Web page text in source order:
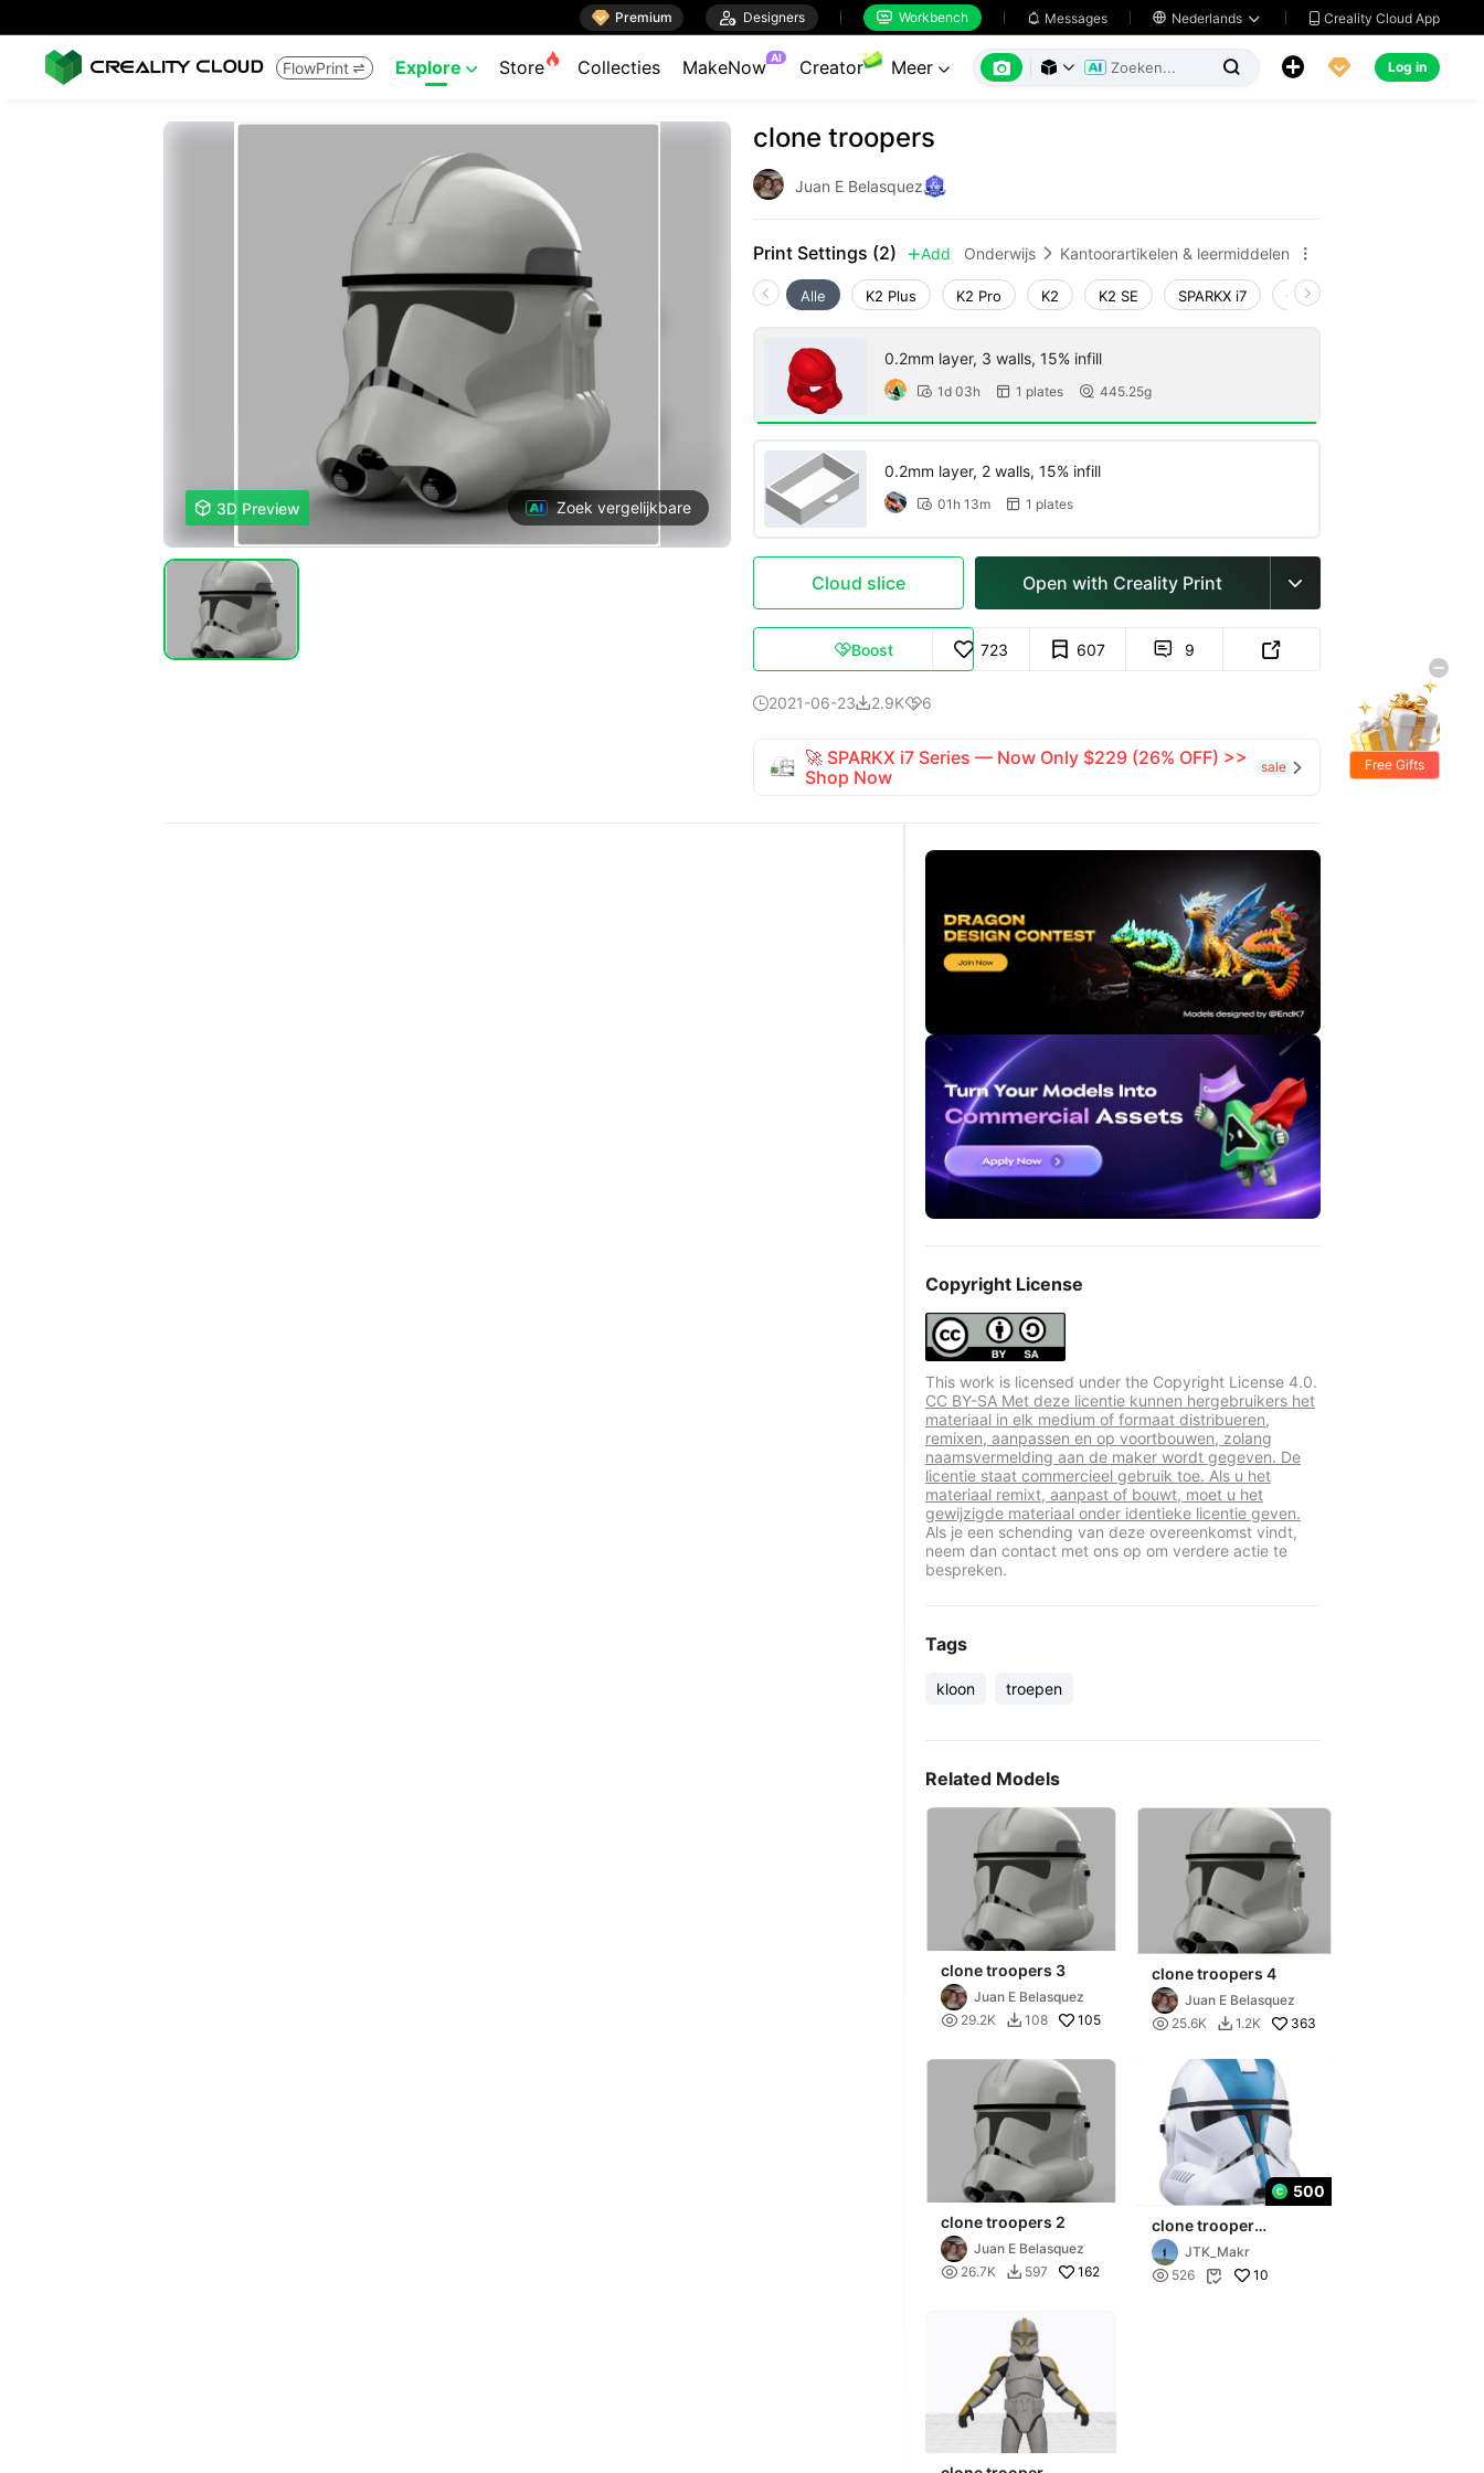
 Premium  Designers  Workbench  Messages  Nederlands   Creality Cloud App
FlowPrint  Explore  Store Collecties MakeNow AI Creator Meer        Log in
 3D Preview Zoek vergelijkbare
clone troopers
Juan E Belasquez
Print Settings (2) Add Onderwijs  Kantoorartikelen & leermiddelen 
Alle K2 Plus K2 Pro K2 K2 SE SPARKX i7 Creality Hi
0.2mm layer, 3 walls, 15% infill
 1d 03h  1 plates  445.25g
0.2mm layer, 2 walls, 15% infill
 01h 13m  1 plates
Cloud slice Open with Creality Print 
Boost 723 607  9 
2021-06-232.9K6
🚀 SPARKX i7 Series — Now Only $229 (26% OFF) >>
Shop Now
sale 
Copyright License
This work is licensed under the Copyright License 4.0.
CC BY-SA Met deze licentie kunnen hergebruikers het
materiaal in elk medium of formaat distribueren,
remixen, aanpassen en op voortbouwen, zolang
naamsvermelding aan de maker wordt gegeven. De
licentie staat commercieel gebruik toe. Als u het
materiaal remixt, aanpast of bouwt, moet u het
gewijzigde materiaal onder identieke licentie geven.
Als je een schending van deze overeenkomst vindt,
neem dan contact met ons op om verdere actie te
bespreken.
Tags
kloon troepen
Related Models
clone troopers 3
Juan E Belasquez
 29.2K  108 105
clone troopers 4
Juan E Belasquez
 25.6K  1.2K 363
clone troopers 2
Juan E Belasquez
 26.7K  597 162
500
clone trooper
helmet#2
JTK_Makr
 526  10
Free Gifts